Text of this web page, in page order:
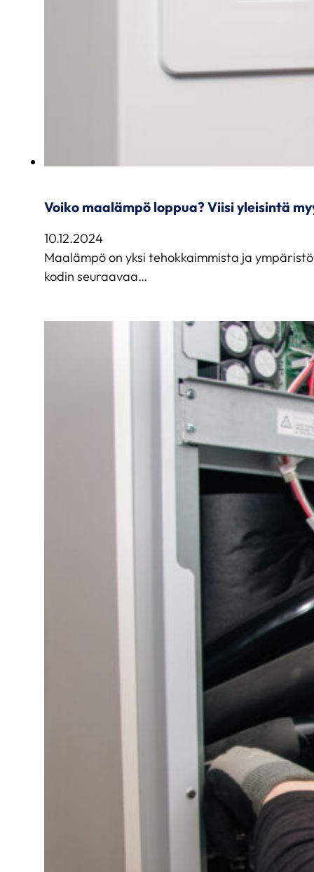
Voiko maalämpö loppua? Viisi yleisintä
10.12.2024
Maalämpö on yksi tehokkaimmista ja
kodin seuraavaa…